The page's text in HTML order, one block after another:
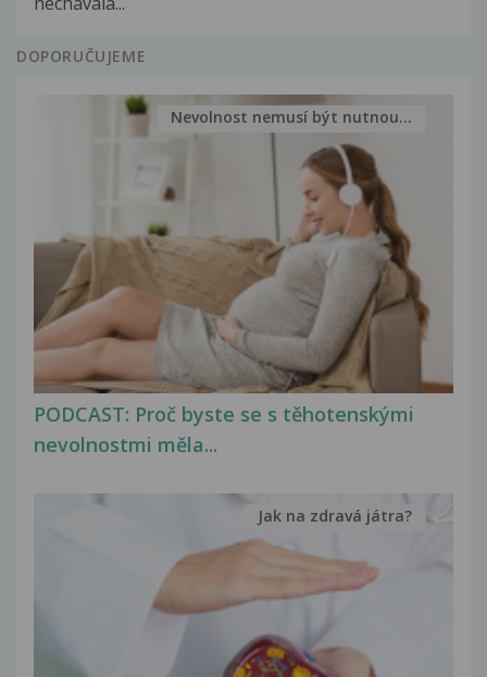
DOPORUČUJEME
PODCAST: Proč byste se s těhotenskými
nevolnostmi měla...
Nevolnost nemusí být nutnou...
Jak na zdravá játra?